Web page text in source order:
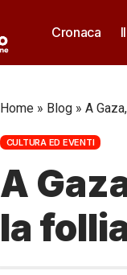
Cronaca
Home » Blog » A
CULTURA ED EVENTI
A
la